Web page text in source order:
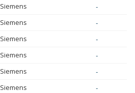
Siemens -
Siemens -
Siemens -
Siemens -
Siemens -
Siemens -